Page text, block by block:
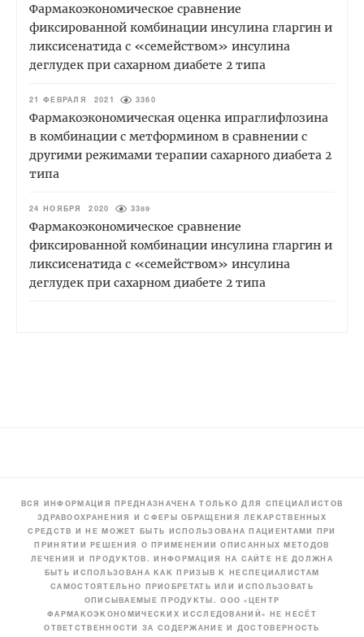
Фармакоэкономическое сравнение
фиксированной комбинации инсулина гларгин и
ликсисенатида с «семейством» инсулина
деглудек при сахарном диабете 2 типа
21 ФЕВРАЛЯ 2021 3360
Фармакоэкономическая оценка ипраглифлозина
в комбинации с метформином в сравнении с
другими режимами терапии сахарного диабета 2
типа
24 НОЯБРЯ 2020 3389
Фармакоэкономическое сравнение
фиксированной комбинации инсулина гларгин и
ликсисенатида с «семейством» инсулина
деглудек при сахарном диабете 2 типа
ВСЯ ИНФОРМАЦИЯ ПРЕДНАЗНАЧЕНА ТОЛЬКО ДЛЯ СПЕЦИАЛИСТОВ
ЗДРАВООХРАНЕНИЯ И СФЕРЫ ОБРАЩЕНИЯ ЛЕКАРСТВЕННЫХ
СРЕДСТВ И НЕ МОЖЕТ БЫТЬ ИСПОЛЬЗОВАНА ПАЦИЕНТАМИ ПРИ
ПРИНЯТИИ РЕШЕНИЯ О ПРИМЕНЕНИИ ОПИСАННЫХ МЕТОДОВ
ЛЕЧЕНИЯ И ПРОДУКТОВ. ИНФОРМАЦИЯ НА САЙТЕ НЕ ДОЛЖНА
БЫТЬ ИСПОЛЬЗОВАНА КАК ПРИЗЫВ К НЕСПЕЦИАЛИСТАМ
САМОСТОЯТЕЛЬНО ПРИОБРЕТАТЬ ИЛИ ИСПОЛЬЗОВАТЬ
ОПИСЫВАЕМЫЕ ПРОДУКТЫ. ООО «ЦЕНТР
ФАРМАКОЭКОНОМИЧЕСКИХ ИССЛЕДОВАНИЙ» НЕ НЕСЁТ
ОТВЕТСТВЕННОСТИ ЗА СОДЕРЖАНИЕ И ДОСТОВЕРНОСТЬ